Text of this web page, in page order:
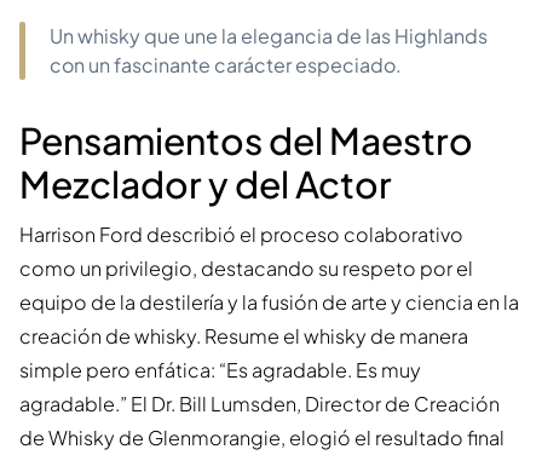
Un whisky que une la elegancia de las Highlands
con un fascinante carácter especiado.
Pensamientos del Maestro
Mezclador y del Actor
Harrison Ford describió el proceso colaborativo
como un privilegio, destacando su respeto por el
equipo de la destilería y la fusión de arte y ciencia en la
creación de whisky. Resume el whisky de manera
simple pero enfática: “Es agradable. Es muy
agradable.” El Dr. Bill Lumsden, Director de Creación
de Whisky de Glenmorangie, elogió el resultado final